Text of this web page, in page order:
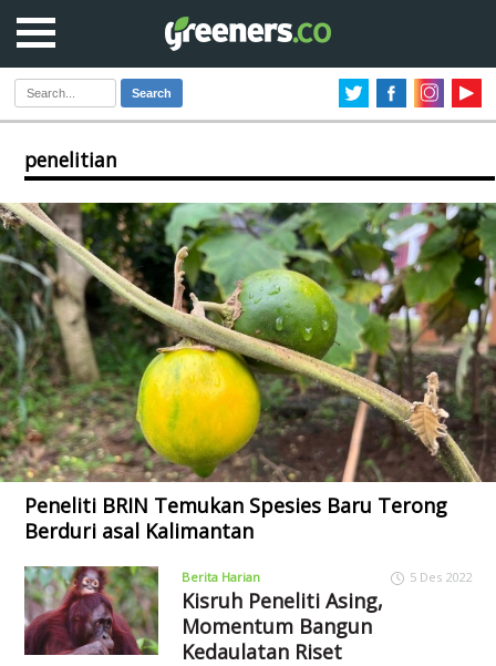
Search
penelitian
Peneliti BRIN Temukan Spesies Baru Terong
Berduri asal Kalimantan
Berita Harian 5 Des 2022
Kisruh Peneliti Asing,
Momentum Bangun
Kedaulatan Riset